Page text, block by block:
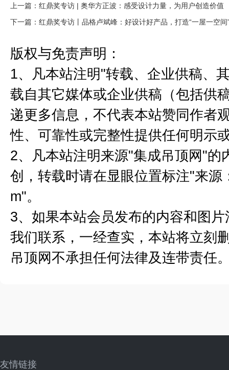
上一篇：红鼎奖专访 | 奥华方正波：感受设计力量，为用户创造价值
下一篇：红鼎奖专访丨品格卢斌峰：好设计好产品，打造“一屋一空间
版权与免责声明：
1、凡本站注明"转载、企业供稿、
载自其它媒体或企业供稿（包括供
递更多信息，不代表本站赞同作者
性、可靠性或完整性提供任何明示
2、凡本站注明来源"集成吊顶网"的
创，转载时请在显眼位置标注"来
m"。
3、如果本站会员发布的内容和图
我们联系，一经查实，本站将立刻
吊顶网不承担任何法律及连带责任
友情链接